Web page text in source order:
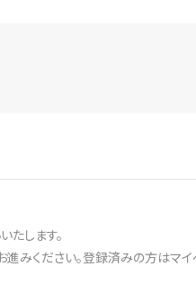
たします。
みください。登録済みの方はマイ